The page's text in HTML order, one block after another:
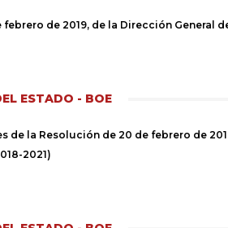
de 2019, de la Dirección General
ESTADO - BOE
de la Resolución de 20 de febrero de
2021)